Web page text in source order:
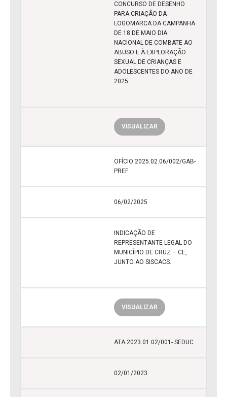
CONCURSO DE DESENHO
PARA CRIAÇÃO DA
LOGOMARCA DA CAMPANHA
DE 18 DE MAIO DIA
NACIONAL DE COMBATE AO
ABUSO E À EXPLORAÇÃO
SEXUAL DE CRIANÇAS E
ADOLESCENTES DO ANO DE
2025.
VISUALIZAR
OFÍCIO 2025.02.06/002/GAB-
PREF
06/02/2025
INDICAÇÃO DE
REPRESENTANTE LEGAL DO
MUNICÍPIO DE CRUZ – CE,
JUNTO AO SISCACS.
VISUALIZAR
ATA 2023.01.02/001- SEDUC
02/01/2023